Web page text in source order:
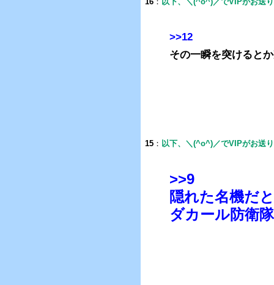
>>12
その一瞬を突けると
15 ： 以下、＼(^o^)／でVIPがお送
>>9
隠れた名機だ
ダカール防衛